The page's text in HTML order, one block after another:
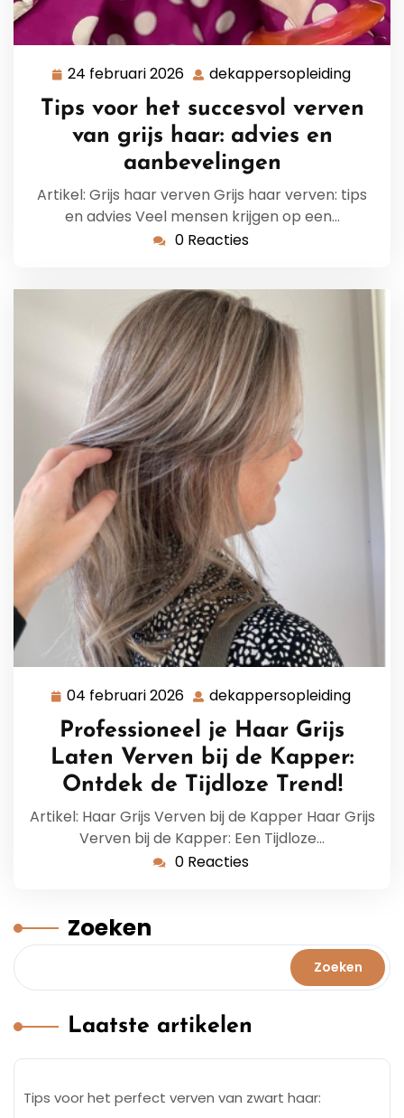
24 februari 2026 24
2026
dekappersopleiding
Tips voor het succesvol verven
van grijs haar: advies en
aanbevelingen
Artikel: Grijs haar verven Grijs haar verven: tips
en advies Veel mensen krijgen op een…
0 Reacties
04 februari 2026 04
februari
2026
dekappersopleiding
Professioneel je Haar Grijs
Laten Verven bij de Kapper:
Ontdek de Tijdloze Trend!
Artikel: Haar Grijs Verven bij de Kapper Haar Grijs
Verven bij de Kapper: Een Tijdloze…
0 Reacties
Zoeken
Zoeken
Laatste artikelen
Tips voor het perfect verven van zwart haar: